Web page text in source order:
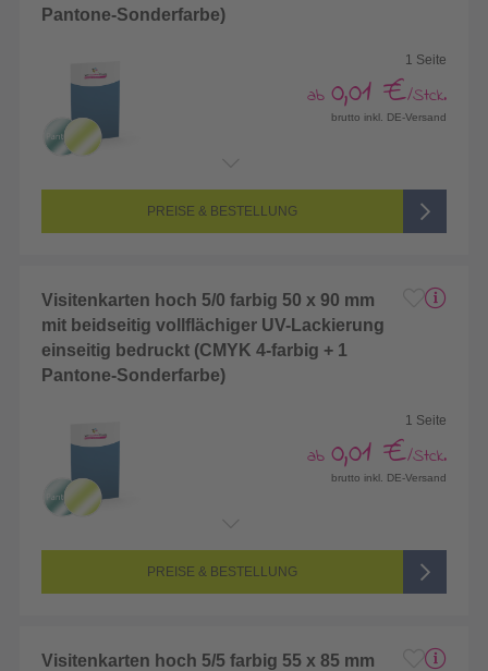
Pantone-Sonderfarbe)
1 Seite
ab 0,01 €/Stck.
brutto inkl. DE-Versand
Seitenanzahl: 1-seitig (Vorderseite bedruckt, Rückseite unbedruckt)
5/0-farbig (vollfarbig bedruckt + 1 Sonderfarbe)
PREISE & BESTELLUNG
Visitenkarten hoch 5/0 farbig 50 x 90 mm
mit beidseitig vollflächiger UV-Lackierung
einseitig bedruckt (CMYK 4-farbig + 1
Pantone-Sonderfarbe)
1 Seite
ab 0,01 €/Stck.
brutto inkl. DE-Versand
Seitenanzahl: 1-seitig (Vorderseite bedruckt, Rückseite unbedruckt)
5/0-farbig (vollfarbig bedruckt + 1 Sonderfarbe)
PREISE & BESTELLUNG
Visitenkarten hoch 5/5 farbig 55 x 85 mm